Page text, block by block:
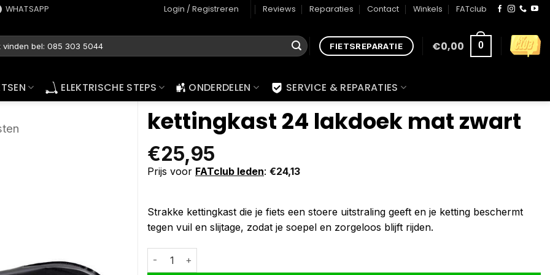
WHATSAPP Login / Registreren Reviews Reparaties Contact Winkels FATclub
FIETSREPARATIE €0,00 0
ELEKTRISCHE STEPS ONDERDELEN SERVICE & REPARATIES
kettingkast 24 lakdoek mat zwart
€25,95
Prijs voor FATclub leden: €24,13
Strakke kettingkast die je fiets een stoere uitstraling geeft en je ketting beschermt
tegen vuil en slijtage, zodat je soepel en zorgeloos blijft rijden.
kettingkast 24 lakdoek mat zwart aantal
Alternative: